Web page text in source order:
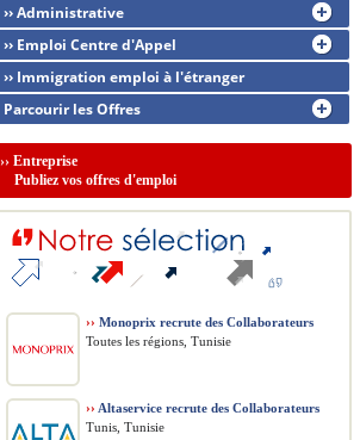
›› Administrative
›› Emploi Centre d'Appel
›› Immigration emploi à l'étranger
Parcourir les Offres
›› Entreprise
Publiez vos offres d'emploi
›› Monoprix recrute des Collaborateurs
Toutes les régions, Tunisie
›› Altaservice recrute des Collaborateurs
Tunis, Tunisie